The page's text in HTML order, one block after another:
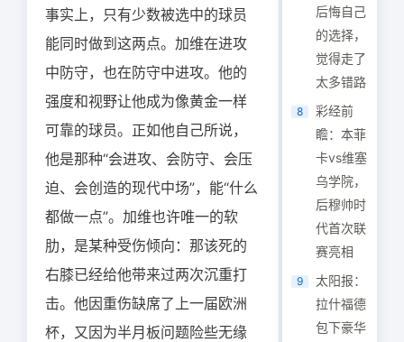
事实上，只有少数被选中的球员
能同时做到这两点。加维在进攻
中防守，也在防守中进攻。他的
强度和视野让他成为像黄金一样
可靠的球员。正如他自己所说，
他是那种“会进攻、会防守、会压
迫、会创造的现代中场”，能“什么
都做一点”。加维也许唯一的软
肋，是某种受伤倾向：那该死的
右膝已经给他带来过两次沉重打
击。他因重伤缺席了上一届欧洲
杯，又因为半月板问题险些无缘
后悔自己
的选择，
觉得走了
太多错路
8
彩经前
瞻：本菲
卡vs维塞
乌学院，
后穆帅时
代首次联
赛亮相
9
太阳报：
拉什福德
包下豪华